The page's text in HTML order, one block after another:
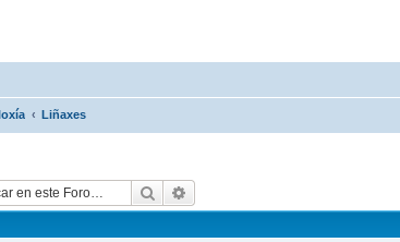
Liñaxes
Buscar